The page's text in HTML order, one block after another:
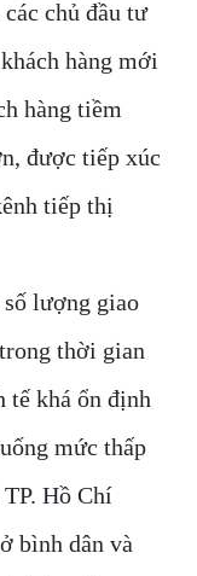
chủ đầu tư
hàng mới
hàng tiềm
được tiếp xúc
tiếp thị
lượng giao
thời gian
tế khá ổn định
mức thấp
Hồ Chí
bình dân và